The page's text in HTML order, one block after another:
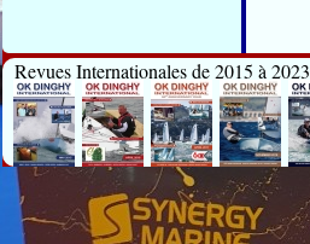
Revues Internationales de 2015 à 2023